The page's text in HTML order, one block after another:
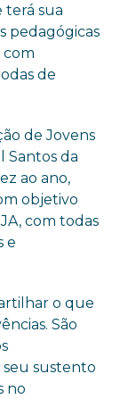
terá sua
pedagógicas
com
de
de Jovens
Santos da
ao ano,
objetivo
com todas
e
o que
São
sustento
no